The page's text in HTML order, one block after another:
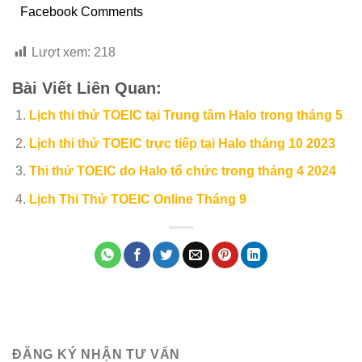
Facebook Comments
Lượt xem: 218
Bài Viết Liên Quan:
Lịch thi thử TOEIC tại Trung tâm Halo trong tháng 5
Lịch thi thử TOEIC trực tiếp tại Halo tháng 10 2023
Thi thử TOEIC do Halo tổ chức trong tháng 4 2024
Lịch Thi Thử TOEIC Online Tháng 9
ĐĂNG KÝ NHẬN TƯ VẤN